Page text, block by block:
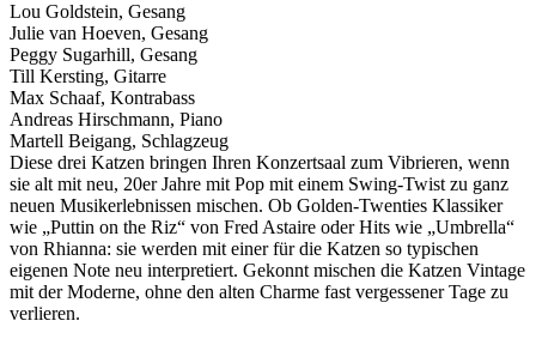
Lou Goldstein, Gesang
Julie van Hoeven, Gesang
Peggy Sugarhill, Gesang
Till Kersting, Gitarre
Max Schaaf, Kontrabass
Andreas Hirschmann, Piano
Martell Beigang, Schlagzeug
Diese drei Katzen bringen Ihren Konzertsaal zum Vibrieren, wenn
sie alt mit neu, 20er Jahre mit Pop mit einem Swing-Twist zu ganz
neuen Musikerlebnissen mischen. Ob Golden-Twenties Klassiker
wie „Puttin on the Riz“ von Fred Astaire oder Hits wie „Umbrella“
von Rhianna: sie werden mit einer für die Katzen so typischen
eigenen Note neu interpretiert. Gekonnt mischen die Katzen Vintage
mit der Moderne, ohne den alten Charme fast vergessener Tage zu
verlieren.